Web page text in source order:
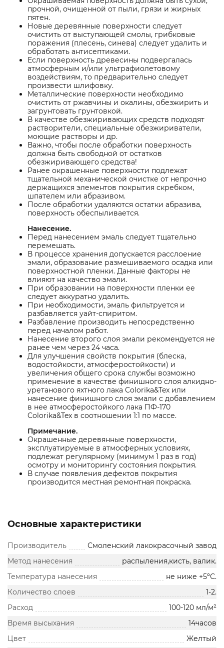
прочной, очищенной от пыли, грязи и жирных
пятен.
Новые деревянные поверхности следует
очистить от выступающей смолы, грибковые
поражения (плесень, синева) следует удалить и
обработать антисептиками.
Если поверхность древесины подвергалась
атмосферным и/или ультрафиолетовому
воздействиям, то предварительно следует
произвести шлифовку.
Металлические поверхности необходимо
очистить от ржавчины и окалины, обезжирить и
загрунтовать грунтовкой.
В качестве обезжиривающих средств подходят
растворители, специальные обезжириватели,
моющие растворы и др.
Важно, чтобы после обработки поверхность
должна быть свободной от остатков
обезжиривающего средства!
Ранее окрашенные поверхности подлежат
тщательной механической очистке от непрочно
держащихся элементов покрытия скребком,
шпателем или абразивом.
После обработки удаляются остатки абразива,
поверхность обеспыливается.
Нанесение.
Перед нанесением эмаль следует тщательно
перемешать.
В процессе хранения допускается расслоение
эмали, образование размешиваемого осадка или
поверхностной пленки. Данные факторы не
влияют на качество эмали.
При образовании на поверхности пленки ее
следует аккуратно удалить.
При необходимости, эмаль фильтруется и
разбавляется уайт-спиритом.
Разбавление производить непосредственно
перед началом работ.
Нанесение второго слоя эмали рекомендуется не
ранее чем через 24 часа.
Для улучшения свойств покрытия (блеска,
водостойкости, атмосферостойкости) и
увеличения общего срока службы возможно
применение в качестве финишного слоя алкидно-
уретанового яхтного лака Colorika&Tex или
нанесение финишного слоя эмали с добавлением
в нее атмосферостойкого лака ПФ-170
Colorika&Tex в соотношении 1:1 по массе.
Примечание.
Окрашенные деревянные поверхности,
эксплуатируемые в атмосферных условиях,
подлежат регулярному (минимум 1 раз в год)
осмотру и мониторингу состояния покрытия.
В случае появления дефектов покрытия
производится местная ремонтная покраска.
Основные характеристики
Производитель
Смоленский лакокрасочный завод
Метод нанесения
распыления,кисть, валик.
Температура нанесения
не ниже +5ºС.
Количество слоев
1-2.
Расход
100-120 мл/м²
Время высыхания
14часов
Цвет
Желтый